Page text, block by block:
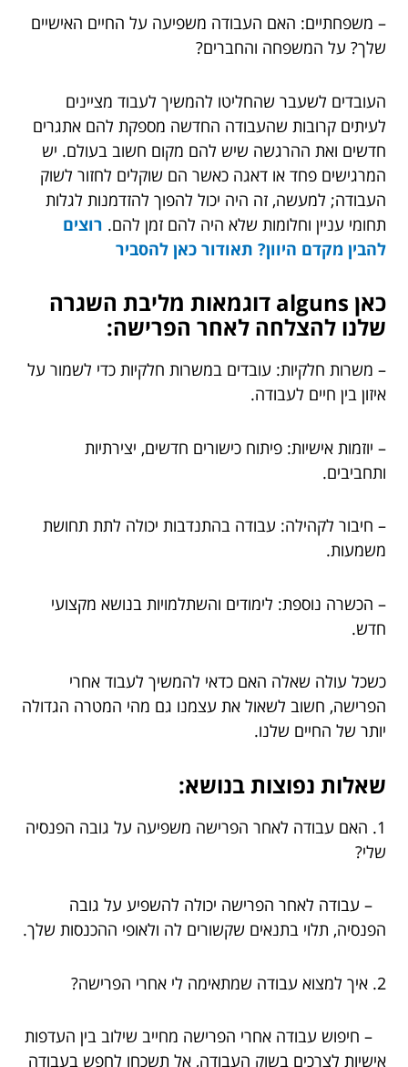
– משפחתיים: האם העבודה משפיעה על החיים האישיים
שלך? על המשפחה והחברים?
העובדים לשעבר שהחליטו להמשיך לעבוד מציינים
לעיתים קרובות שהעבודה החדשה מספקת להם אתגרים
חדשים ואת ההרגשה שיש להם מקום חשוב בעולם. יש
המרגישים פחד או דאגה כאשר הם שוקלים לחזור לשוק
העבודה; למעשה, זה היה יכול להפוך להזדמנות לגלות
תחומי עניין וחלומות שלא היה להם זמן להם. רוצים
להבין מקדם היוון? תאודור כאן להסביר
כאן alguns דוגמאות מליבת השגרה
שלנו להצלחה לאחר הפרישה:
– משרות חלקיות: עובדים במשרות חלקיות כדי לשמור על
איזון בין חיים לעבודה.
– יוזמות אישיות: פיתוח כישורים חדשים, יצירתיות
ותחביבים.
– חיבור לקהילה: עבודה בהתנדבות יכולה לתת תחושת
משמעות.
– הכשרה נוספת: לימודים והשתלמויות בנושא מקצועי
חדש.
כשכל עולה שאלה האם כדאי להמשיך לעבוד אחרי
הפרישה, חשוב לשאול את עצמנו גם מהי המטרה הגדולה
יותר של החיים שלנו.
שאלות נפוצות בנושא:
1. האם עבודה לאחר הפרישה משפיעה על גובה הפנסיה
שלי?
– עבודה לאחר הפרישה יכולה להשפיע על גובה
הפנסיה, תלוי בתנאים שקשורים לה ולאופי ההכנסות שלך.
2. איך למצוא עבודה שמתאימה לי אחרי הפרישה?
– חיפוש עבודה אחרי הפרישה מחייב שילוב בין העדפות
אישיות לצרכים בשוק העבודה, אל תשכחו לחפש בעבודה